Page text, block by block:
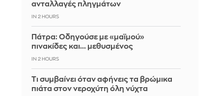
ανταλλαγές πληγμάτων
IN 2 HOURS
Πάτρα: Οδηγούσε με «μαϊμού»
πινακίδες και... μεθυσμένος
IN 2 HOURS
Τι συμβαίνει όταν αφήνεις τα βρώμικα
πιάτα στον νεροχύτη όλη νύχτα